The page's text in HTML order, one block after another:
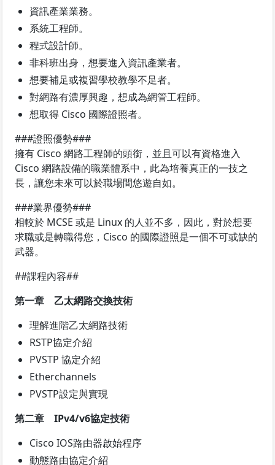
資訊產業業務。
系統工程師。
程式設計師。
非科班出身，想要進入資訊產業者。
想要補足或複習學校教學不足者。
對網路有濃厚興趣，想成為網管工程師。
想取得 Cisco 國際證照者。
###證照優勢###
擁有 Cisco 網路工程師的頭銜，並且可以有資格進入
Cisco 網路設備的職業體系中，此為培養真正的一技之
長，讓您未來可以於職場間悠遊自如。
###業界優勢###
相較於 MCSE 或是 Linux 的人並不多，因此，對於想要
求職或是轉職得您，Cisco 的國際證照是一個不可或缺的
武器。
##課程內容##
第一章 乙太網路交換技術
理解進階乙太網路技術
RSTP協定介紹
PVSTP 協定介紹
Etherchannels
PVSTP設定與實現
第二章 IPv4/v6協定技術
Cisco IOS路由器啟始程序
動態路由協定介紹